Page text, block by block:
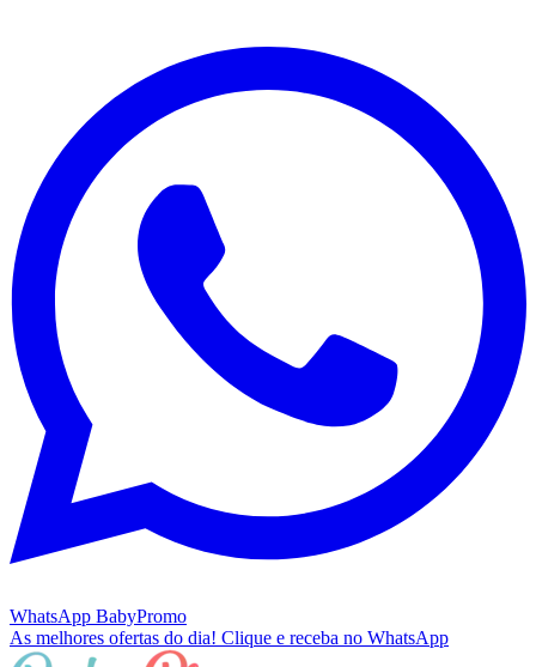
WhatsApp BabyPromo
As melhores ofertas do dia! Clique e receba no WhatsApp